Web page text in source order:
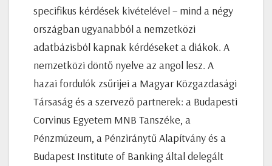
specifikus kérdések kivételével – mind a négy
országban ugyanabból a nemzetközi
adatbázisból kapnak kérdéseket a diákok. A
nemzetközi döntő nyelve az angol lesz. A
hazai fordulók zsűrijei a Magyar Közgazdasági
Társaság és a szervező partnerek: a Budapesti
Corvinus Egyetem MNB Tanszéke, a
Pénzmúzeum, a Pénziránytű Alapítvány és a
Budapest Institute of Banking által delegált